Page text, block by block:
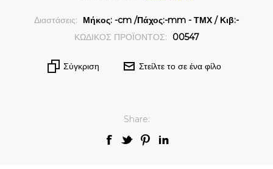
Διαστάσεις:
Μήκος: -cm /Πάχος:-mm - ΤΜΧ / Κιβ:-
ΚΩΔΙΚΟΣ ΠΡΟΪΟΝΤΟΣ:
00547
Σύγκριση Στείλτε το σε ένα φίλο
Share: